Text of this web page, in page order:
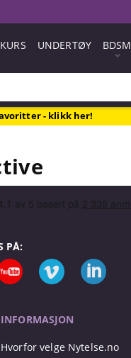
KURS UNDERTØY BDSM
- klikk her!
PÅ:
INFORMASJON
Hvorfor velge Nytelse.no